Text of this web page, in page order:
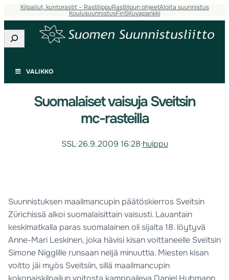
Kilpailut, kuntorastit – RastilippuRastilipun ohjeetAloita suunnistus
KoulusuunnistusFin5Kuvapankki
Etsi
VALIKKO
Suomalaiset vaisuja Sveitsin
mc-rasteilla
SSL·26.9.2009 16:28·huippu
Suunnistuksen maailmancupin päätöskierros Sveitsin
Zürichissä alkoi suomalaisittain vaisusti. Lauantain
keskimatkalla paras suomalainen oli sijalta 18. löytyvä
Anne-Mari Leskinen, joka hävisi kisan voittaneelle Sveitsin
Simone Nigglille runsaan neljä minuuttia. Miesten kisan
voitto jäi myös Sveitsiin, sillä maailmancupin